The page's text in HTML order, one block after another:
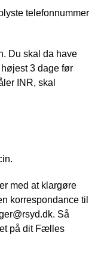
telefonnummer
Du skal da have
3 dage før
INR, skal
med at klargøre
korrespondance til
Så
på dit Fælles